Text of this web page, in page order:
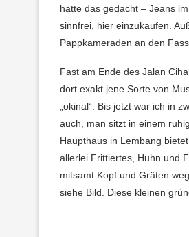
hätte das gedacht – Jeans
sinnfrei, hier einzukaufen.
Pappkameraden an den
Fast am Ende des Jalan
dort exakt jene Sorte von
„okinal“. Bis jetzt war ich in
auch, man sitzt in einem
Haupthaus in Lembang
allerlei Frittiertes, Huhn und
mitsamt Kopf und Gräten
siehe Bild. Diese kleinen